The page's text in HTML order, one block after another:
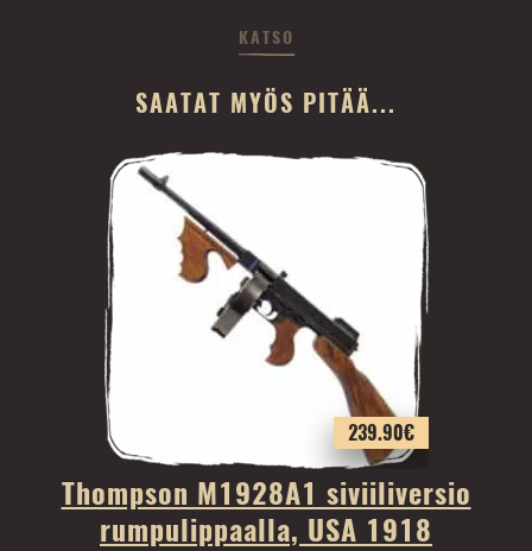
KATSO
SAATAT MYÖS PITÄÄ...
239.90€
Thompson M1928A1 siviiliversio
rumpulippaalla, USA 1918